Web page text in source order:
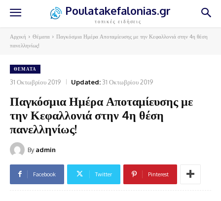
Poulatakefalonias.gr
τοπικές ειδήσεις
Αρχική Θέματα
Παγκόσμια Ημέρα Αποταμίευσης με την Κεφαλλονιά στην 4η θέση
πανελληνίως!
ΘΈΜΑΤΑ
31 Οκτωβρίου 2019 Updated: 31 Οκτωβρίου 2019
Παγκόσμια Ημέρα Αποταμίευσης με
την Κεφαλλονιά στην 4η θέση
πανελληνίως!
By admin
Facebook Twitter Pinterest